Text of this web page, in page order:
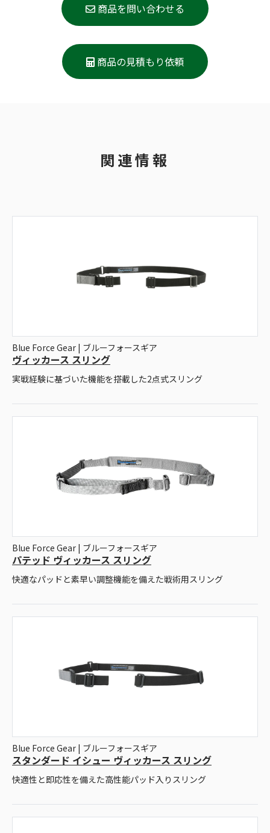
商品を問い合わせる
商品の見積もり依頼
関連情報
Blue Force Gear | ブルーフォースギア
ヴィッカース スリング
実戦経験に基づいた機能を搭載した2点式スリング
Blue Force Gear | ブルーフォースギア
パテッド ヴィッカース スリング
快適なパッドと素早い調整機能を備えた戦術用スリング
Blue Force Gear | ブルーフォースギア
スタンダード イシュー ヴィッカース スリング
快適性と即応性を備えた高性能パッド入りスリング